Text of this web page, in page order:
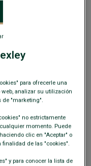
TERRACOTA - ANDY II
para ofrecerle una
analizar su utilización
de "marketing".
no estrictamente
momento. Puede
clic en "Aceptar" o
de las "cookies".
y para conocer la lista de